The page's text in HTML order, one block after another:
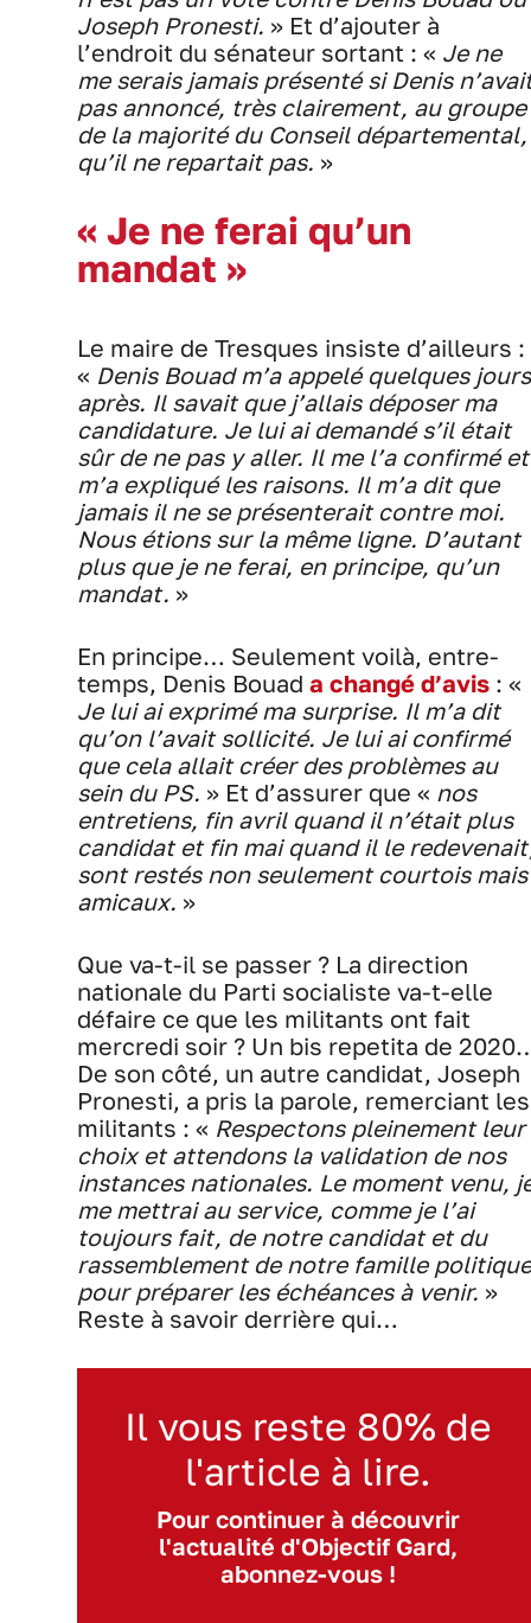
Joseph Pronesti. » Et d’ajouter à
l’endroit du sénateur sortant : « Je ne
me serais jamais présenté si Denis
pas annoncé, très clairement, au groupe
de la majorité du Conseil départemental,
qu’il ne repartait pas. »
« Je ne ferai qu’un
mandat »
Le maire de Tresques insiste d’ailleurs :
« Denis Bouad m’a appelé quelques jours
après. Il savait que j’allais déposer ma
candidature. Je lui ai demandé s’il était
sûr de ne pas y aller. Il me l’a confirmé et
m’a expliqué les raisons. Il m’a dit que
jamais il ne se présenterait contre moi.
Nous étions sur la même ligne. D’autant
plus que je ne ferai, en principe, qu’un
mandat. »
En principe… Seulement voilà, entre-
temps, Denis Bouad a changé d’avis : «
Je lui ai exprimé ma surprise. Il m’a dit
qu’on l’avait sollicité. Je lui ai confirmé
que cela allait créer des problèmes au
sein du PS. » Et d’assurer que « nos
entretiens, fin avril quand il n’était plus
candidat et fin mai quand il le
sont restés non seulement courtois mais
amicaux. »
Que va-t-il se passer ? La direction
nationale du Parti socialiste va-t-elle
défaire ce que les militants ont fait
mercredi soir ? Un bis repetita de
De son côté, un autre candidat, Joseph
Pronesti, a pris la parole, remerciant les
militants : « Respectons pleinement leur
choix et attendons la validation de nos
instances nationales. Le moment venu,
me mettrai au service, comme je l’ai
toujours fait, de notre candidat et du
rassemblement de notre famille politique
pour préparer les échéances à venir. »
Reste à savoir derrière qui…
Il vous reste 80% de
l'article à lire.
Pour continuer à découvrir
l'actualité d'Objectif Gard,
abonnez-vous !